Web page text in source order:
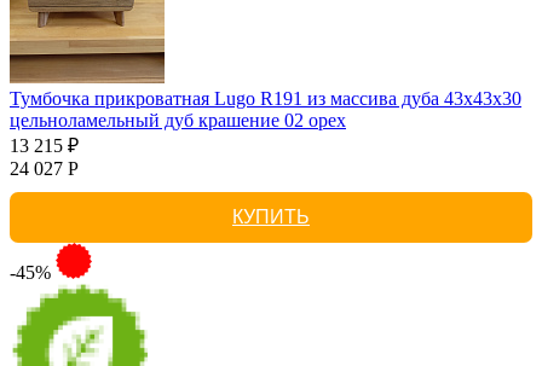
Тумбочка прикроватная Lugo R191 из массива дуба 43х43х30
цельноламельный дуб крашение 02 орех
13 215 ₽
24 027 Р
КУПИТЬ
-45%